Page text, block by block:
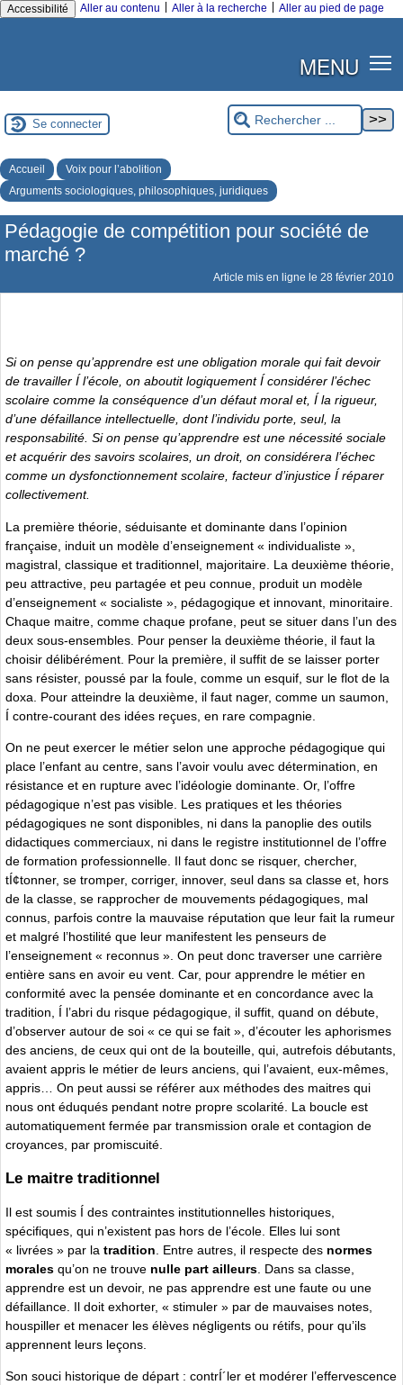
Accessibilité Aller au contenu Aller à la recherche Aller au pied de page
MENU
Se connecter
Accueil
Voix pour l’abolition
Arguments sociologiques, philosophiques, juridiques
Pédagogie de compétition pour société de
marché ?
Article mis en ligne le 28 février 2010
Si on pense qu’apprendre est une obligation morale qui fait devoir
de travailler Í l’école, on aboutit logiquement Í considérer l’échec
scolaire comme la conséquence d’un défaut moral et, Í la rigueur,
d’une défaillance intellectuelle, dont l’individu porte, seul, la
responsabilité. Si on pense qu’apprendre est une nécessité sociale
et acquérir des savoirs scolaires, un droit, on considérera l’échec
comme un dysfonctionnement scolaire, facteur d’injustice Í réparer
collectivement.
La première théorie, séduisante et dominante dans l’opinion
française, induit un modèle d’enseignement « individualiste »,
magistral, classique et traditionnel, majoritaire. La deuxième théorie,
peu attractive, peu partagée et peu connue, produit un modèle
d’enseignement « socialiste », pédagogique et innovant, minoritaire.
Chaque maitre, comme chaque profane, peut se situer dans l’un des
deux sous-ensembles. Pour penser la deuxième théorie, il faut la
choisir délibérément. Pour la première, il suffit de se laisser porter
sans résister, poussé par la foule, comme un esquif, sur le flot de la
doxa. Pour atteindre la deuxième, il faut nager, comme un saumon,
Í contre-courant des idées reçues, en rare compagnie.
On ne peut exercer le métier selon une approche pédagogique qui
place l’enfant au centre, sans l’avoir voulu avec détermination, en
résistance et en rupture avec l’idéologie dominante. Or, l’offre
pédagogique n’est pas visible. Les pratiques et les théories
pédagogiques ne sont disponibles, ni dans la panoplie des outils
didactiques commerciaux, ni dans le registre institutionnel de l’offre
de formation professionnelle. Il faut donc se risquer, chercher,
tÍ¢tonner, se tromper, corriger, innover, seul dans sa classe et, hors
de la classe, se rapprocher de mouvements pédagogiques, mal
connus, parfois contre la mauvaise réputation que leur fait la rumeur
et malgré l’hostilité que leur manifestent les penseurs de
l’enseignement « reconnus ». On peut donc traverser une carrière
entière sans en avoir eu vent. Car, pour apprendre le métier en
conformité avec la pensée dominante et en concordance avec la
tradition, Í l’abri du risque pédagogique, il suffit, quand on débute,
d’observer autour de soi « ce qui se fait », d’écouter les aphorismes
des anciens, de ceux qui ont de la bouteille, qui, autrefois débutants,
avaient appris le métier de leurs anciens, qui l’avaient, eux-mêmes,
appris… On peut aussi se référer aux méthodes des maitres qui
nous ont éduqués pendant notre propre scolarité. La boucle est
automatiquement fermée par transmission orale et contagion de
croyances, par promiscuité.
Le maitre traditionnel
Il est soumis Í des contraintes institutionnelles historiques,
spécifiques, qui n’existent pas hors de l’école. Elles lui sont
« livrées » par la tradition . Entre autres, il respecte des normes
morales qu’on ne trouve nulle part ailleurs . Dans sa classe,
apprendre est un devoir, ne pas apprendre est une faute ou une
défaillance. Il doit exhorter, « stimuler » par de mauvaises notes,
houspiller et menacer les élèves négligents ou rétifs, pour qu’ils
apprennent leurs leçons.
Son souci historique de départ : contrÍ´ler et modérer l’effervescence